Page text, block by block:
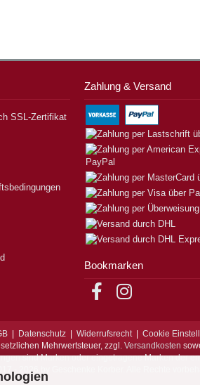
SSL-Zertifikat
Zahlung & Versand
Bookmarken
| Datenschutz| Widerrufsrecht| Cookie
Mehrwertsteuer, zzgl. Versandkosten
sind Marken oder eingetragene Marken der
- 2026 by Geschenke Korber. Alle Rechte